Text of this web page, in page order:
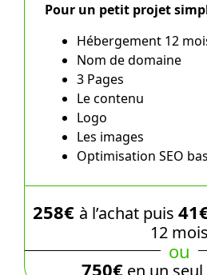
Pour un petit projet
Hébergement 12
Nom de domaine
3 Pages
Le contenu
Logo
Les images
Optimisation SEO
258€ à l’achat puis
12 mois
ou
750€en un